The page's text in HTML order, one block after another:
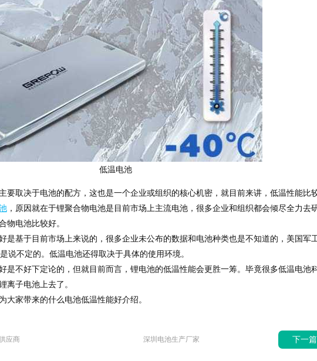
低温电池
要取决于电池的配方，这也是一个企业或组织的核心机密，就目前来讲，低温性能比
，原因就在于锂聚合物电池是目前市场上主流电池，很多企业和组织都会倾尽全力去
物电池比较好。
是基于目前市场上来说的，很多企业未公布的数据和电池种类也是不知道的，美国军
说不定的。低温电池还得取决于具体的使用环境。
是不好下定论的，但就目前而言，锂电池的低温性能会更胜一筹。毕竟很多低温电池
离子电池上去了。
大家带来的什么电池低温性能好介绍。
应商 下一篇
深圳电池生产厂家